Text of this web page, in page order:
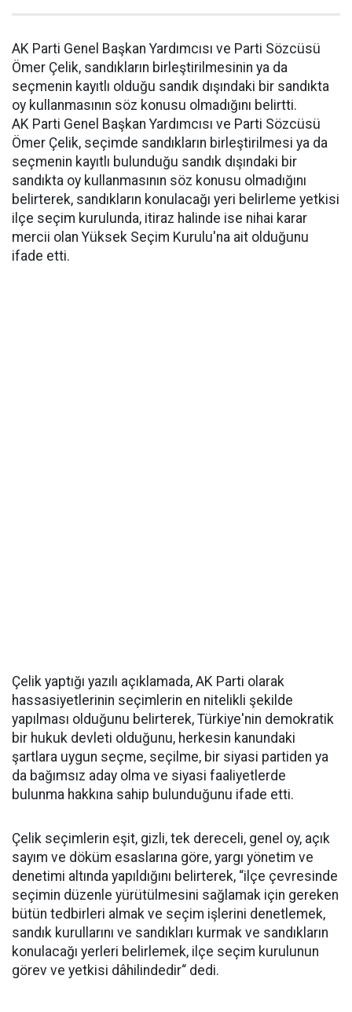
AK Parti Genel Başkan Yardımcısı ve Parti Sözcüsü
Ömer Çelik, sandıkların birleştirilmesinin ya da
seçmenin kayıtlı olduğu sandık dışındaki bir sandıkta
oy kullanmasının söz konusu olmadığını belirtti.
AK Parti Genel Başkan Yardımcısı ve Parti Sözcüsü
Ömer Çelik, seçimde sandıkların birleştirilmesi ya da
seçmenin kayıtlı bulunduğu sandık dışındaki bir
sandıkta oy kullanmasının söz konusu olmadığını
belirterek, sandıkların konulacağı yeri belirleme yetkisi
ilçe seçim kurulunda, itiraz halinde ise nihai karar
mercii olan Yüksek Seçim Kurulu'na ait olduğunu
ifade etti.
Çelik yaptığı yazılı açıklamada, AK Parti olarak
hassasiyetlerinin seçimlerin en nitelikli şekilde
yapılması olduğunu belirterek, Türkiye'nin demokratik
bir hukuk devleti olduğunu, herkesin kanundaki
şartlara uygun seçme, seçilme, bir siyasi partiden ya
da bağımsız aday olma ve siyasi faaliyetlerde
bulunma hakkına sahip bulunduğunu ifade etti.
Çelik seçimlerin eşit, gizli, tek dereceli, genel oy, açık
sayım ve döküm esaslarına göre, yargı yönetim ve
denetimi altında yapıldığını belirterek, “ilçe çevresinde
seçimin düzenle yürütülmesini sağlamak için gereken
bütün tedbirleri almak ve seçim işlerini denetlemek,
sandık kurullarını ve sandıkları kurmak ve sandıkların
konulacağı yerleri belirlemek, ilçe seçim kurulunun
görev ve yetkisi dâhilindedir“ dedi.